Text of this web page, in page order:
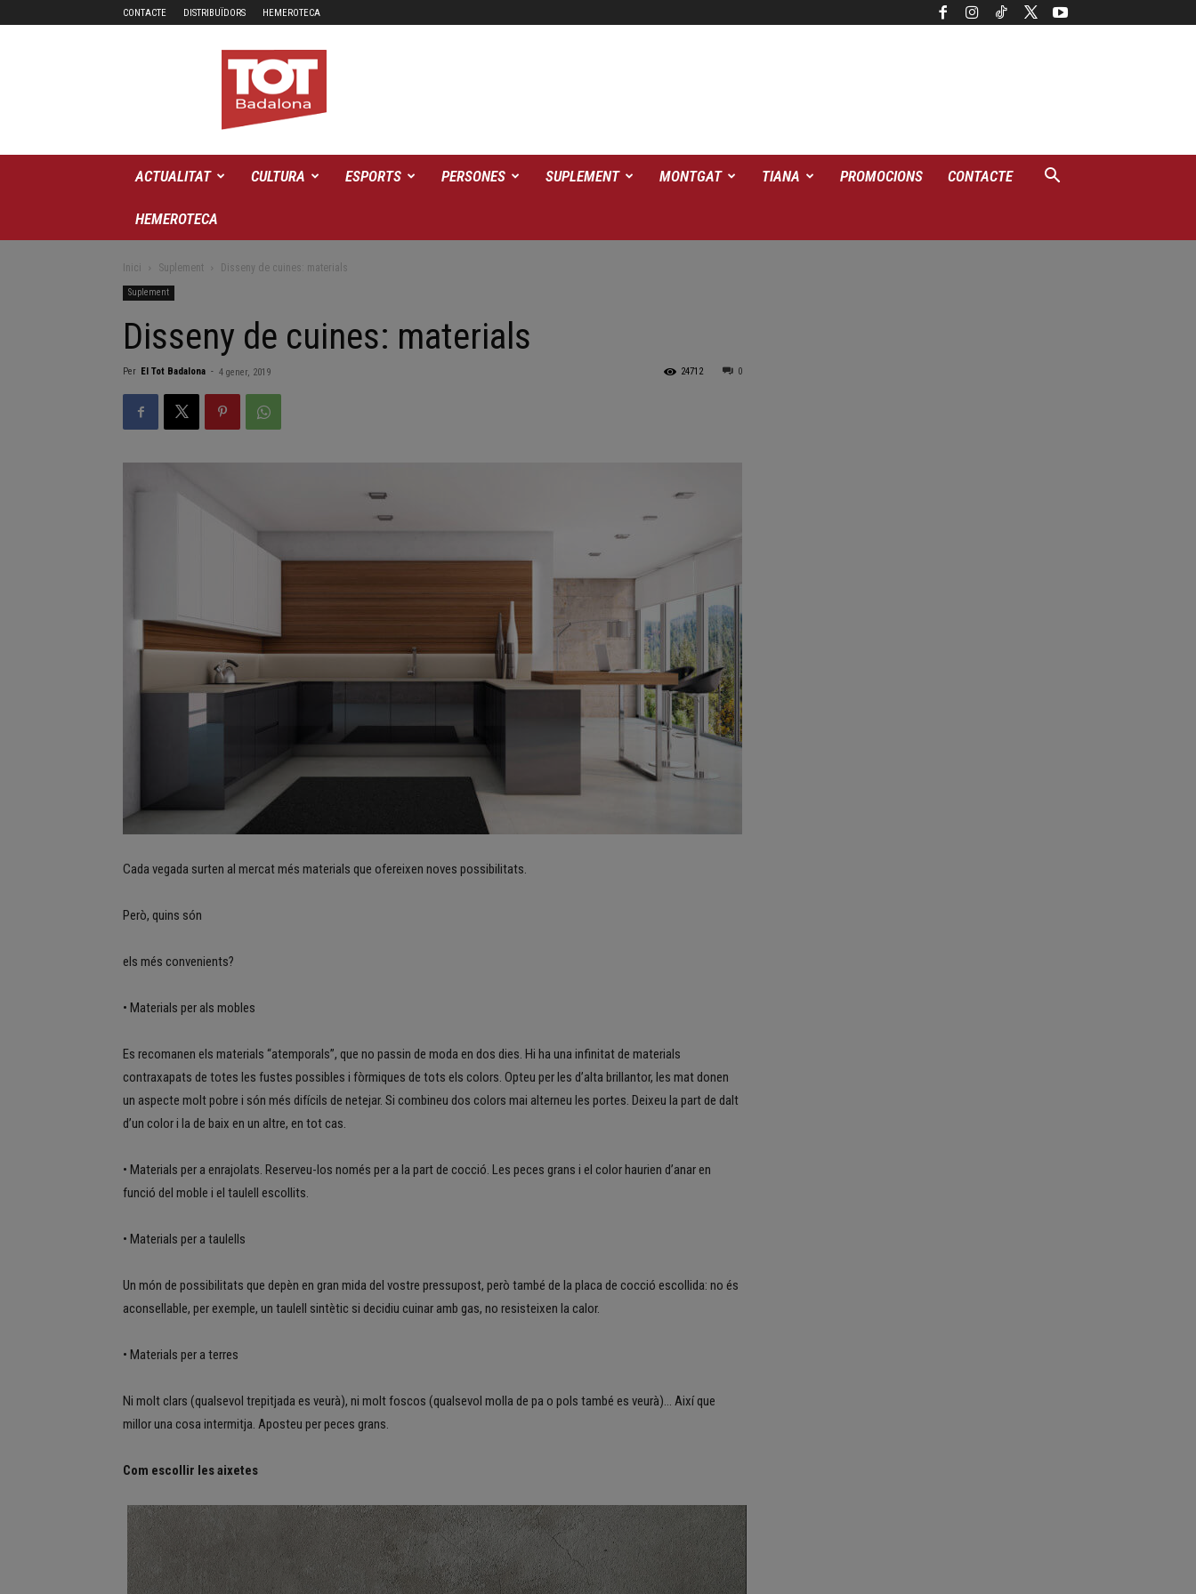
CONTACTE DISTRIBUÏDORS HEMEROTECA
El
TOT
Badalona
ACTUALITAT CULTURA ESPORTS PERSONES SUPLEMENT MONTGAT TIANA PROMOCIONS CONTACTE
HEMEROTECA
Inici Suplement Disseny de cuines: materials
Suplement
Disseny de cuines: materials
Per El Tot Badalona - 4 gener, 2019 0
24712
Cada vegada surten al mercat més materials que ofereixen noves possibilitats.
Però, quins són
els més convenients?
• Materials per als mobles
Es recomanen els materials “atemporals”, que no passin de moda en dos dies. Hi ha una infinitat de materials
contraxapats de totes les fustes possibles i fòrmiques de tots els colors. Opteu per les d’alta brillantor, les mat donen
un aspecte molt pobre i són més difícils de netejar. Si combineu dos colors mai alterneu les portes. Deixeu la part de dalt
d’un color i la de baix en un altre, en tot cas.
• Materials per a enrajolats. Reserveu-los només per a la part de cocció. Les peces grans i el color haurien d’anar en
funció del moble i el taulell escollits.
• Materials per a taulells
Un món de possibilitats que depèn en gran mida del vostre pressupost, però també de la placa de cocció escollida: no és
aconsellable, per exemple, un taulell sintètic si decidiu cuinar amb gas, no resisteixen la calor.
• Materials per a terres
Ni molt clars (qualsevol trepitjada es veurà), ni molt foscos (qualsevol molla de pa o pols també es veurà)… Així que
millor una cosa intermitja. Aposteu per peces grans.
Com escollir les aixetes